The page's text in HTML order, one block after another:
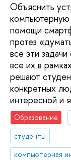
Объяснить
компьютерную
помощи
протез
все эти
все их в
решают
конкретных
интересной и
Образование
студенты
компьютерная